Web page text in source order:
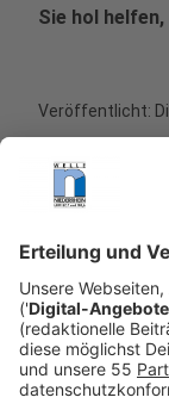
Sie hol
Veröffentlicht:
Anzeige
Am Gebäude
Köln startet
der Firma
soll mittels
und